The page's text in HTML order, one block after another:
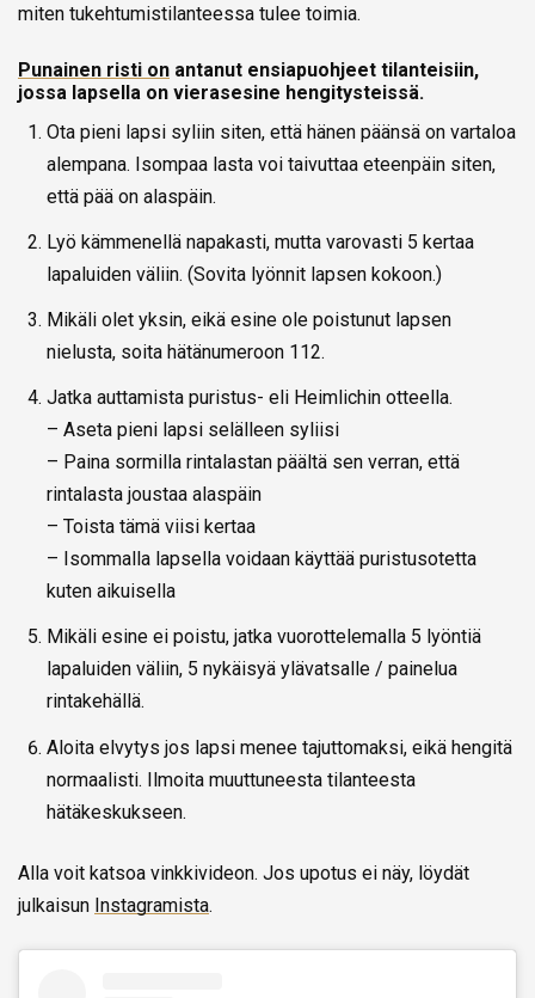
miten tukehtumistilanteessa tulee toimia.
Punainen risti on antanut ensiapuohjeet tilanteisiin,
jossa lapsella on vierasesine hengitysteissä.
Ota pieni lapsi syliin siten, että hänen päänsä on vartaloa
alempana. Isompaa lasta voi taivuttaa eteenpäin siten,
että pää on alaspäin.
Lyö kämmenellä napakasti, mutta varovasti 5 kertaa
lapaluiden väliin. (Sovita lyönnit lapsen kokoon.)
Mikäli olet yksin, eikä esine ole poistunut lapsen
nielusta, soita hätänumeroon 112.
Jatka auttamista puristus- eli Heimlichin otteella.
– Aseta pieni lapsi selälleen syliisi
– Paina sormilla rintalastan päältä sen verran, että
rintalasta joustaa alaspäin
– Toista tämä viisi kertaa
– Isommalla lapsella voidaan käyttää puristusotetta
kuten aikuisella
Mikäli esine ei poistu, jatka vuorottelemalla 5 lyöntiä
lapaluiden väliin, 5 nykäisyä ylävatsalle / painelua
rintakehällä.
Aloita elvytys jos lapsi menee tajuttomaksi, eikä hengitä
normaalisti. Ilmoita muuttuneesta tilanteesta
hätäkeskukseen.
Alla voit katsoa vinkkivideon. Jos upotus ei näy, löydät
julkaisun Instagramista.